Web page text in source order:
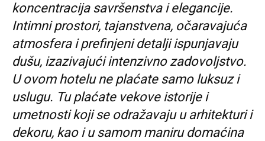
koncentracija savršenstva i elegancije.
Intimni prostori, tajanstvena, očaravajuća
atmosfera i prefinjeni detalji ispunjavaju
dušu, izazivajući intenzivno zadovoljstvo.
U ovom hotelu ne plaćate samo luksuz i
uslugu. Tu plaćate vekove istorije i
umetnosti koji se odražavaju u arhitekturi i
dekoru, kao i u samom maniru domaćina